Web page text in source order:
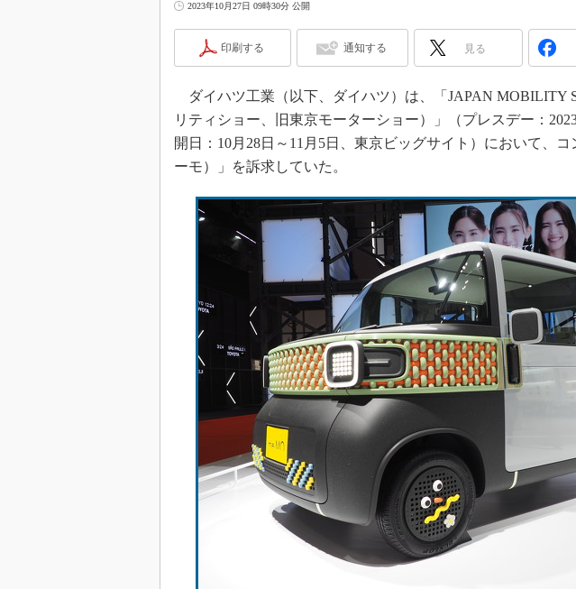
産業オープンネット
3Dプリ
デジタル
インダ
イノベー
メイドイ
植物工場
知財マネ
海外生産
グローバ
制御セ
新型コ
2023年10月27日 09時30分 公開
印刷する 通知する 見る
ダイハツ工業（以下、ダイハツ）は、「JAPAN MOBILITY
リティショー、旧東京モーターショー）」（プレスデー：
開日：10月28日～11月5日、東京ビッグサイト）において、コ
ーモ）」を訴求していた。